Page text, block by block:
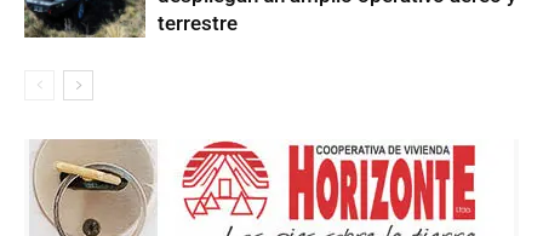
terrestre